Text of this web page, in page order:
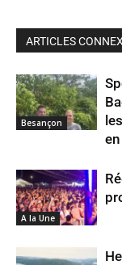
ARTICLES
Besançon
A la Une